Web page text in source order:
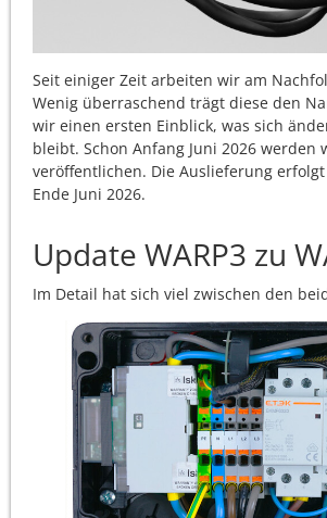
Seit einiger Zeit arbeiten wir am
Wenig überraschend trägt diese den
wir einen ersten Einblick, was sich
bleibt. Schon Anfang Juni 2026 werden
veröffentlichen. Die Auslieferung
Ende Juni 2026.
Update WARP3 zu
Im Detail hat sich viel zwischen den